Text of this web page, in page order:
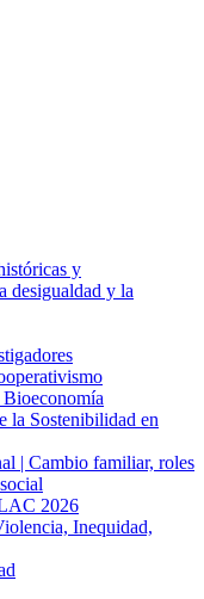
y
desigualdad y la
Bioeconomía
la Sostenibilidad en
| Cambio familiar, roles
2026
Inequidad,